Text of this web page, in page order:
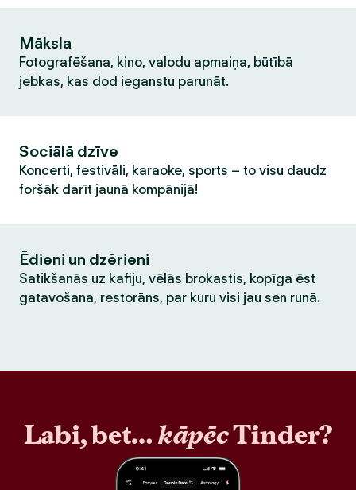
Māksla
Fotografēšana, kino, valodu apmaiņa, būtībā
jebkas, kas dod ieganstu parunāt.
Sociālā dzīve
Koncerti, festivāli, karaoke, sports – to visu daudz
foršāk darīt jaunā kompānijā!
Ēdieni un dzērieni
Satikšanās uz kafiju, vēlās brokastis, kopīga ēst
gatavošana, restorāns, par kuru visi jau sen runā.
Labi, bet…kāpēcTinder?